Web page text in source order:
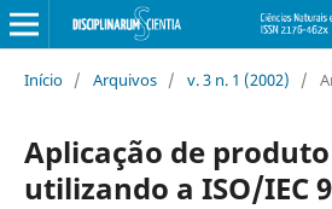
Início / Arquivos / v. 3 n. 1 (2002) /
Aplicação de
utilizando a ISO/IEC